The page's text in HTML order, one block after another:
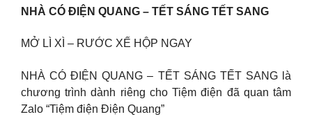
NHÀ CÓ ĐIỆN QUANG – TẾT SÁNG TẾT SANG
MỞ LÌ XÌ – RƯỚC XẾ HỘP NGAY
NHÀ CÓ ĐIỆN QUANG – TẾT SÁNG TẾT SANG là
chương trình dành riêng cho Tiệm điện đã quan tâm
Zalo “Tiệm điện Điện Quang”